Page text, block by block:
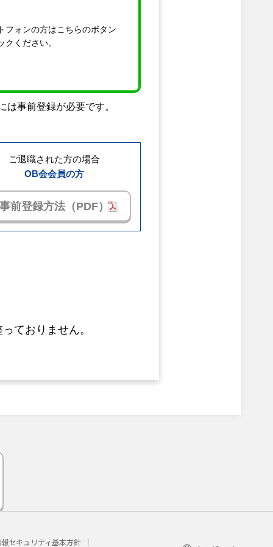
フォンの方はこちらのボタン
クください。
事前登録が必要です。
ご退職された方の場合
OB会会員の方
事前登録方法（PDF）
ておりません。
セキュリティ基本方針